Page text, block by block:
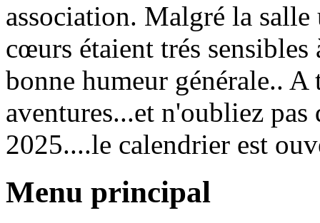
association. Malgré la
cœurs étaient trés
bonne humeur générale..
aventures...et n'oubliez pas
2025....le calendrier est
Menu principal